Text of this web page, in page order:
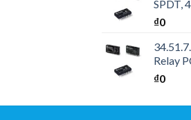
SPDT,
₫0
Relay
₫0